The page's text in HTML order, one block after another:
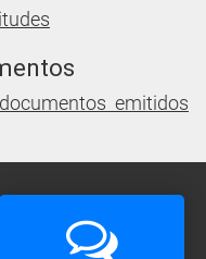
emitidos